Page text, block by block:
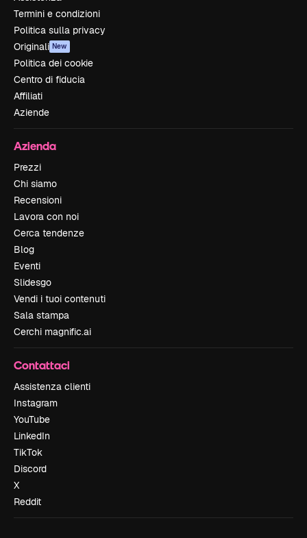
Termini e condizioni
Politica sulla privacy
Originali New
Politica dei cookie
Centro di fiducia
Affiliati
Aziende
Azienda
Prezzi
Chi siamo
Recensioni
Lavora con noi
Cerca tendenze
Blog
Eventi
Slidesgo
Vendi i tuoi contenuti
Sala stampa
Cerchi magnific.ai
Contattaci
Assistenza clienti
Instagram
YouTube
LinkedIn
TikTok
Discord
X
Reddit